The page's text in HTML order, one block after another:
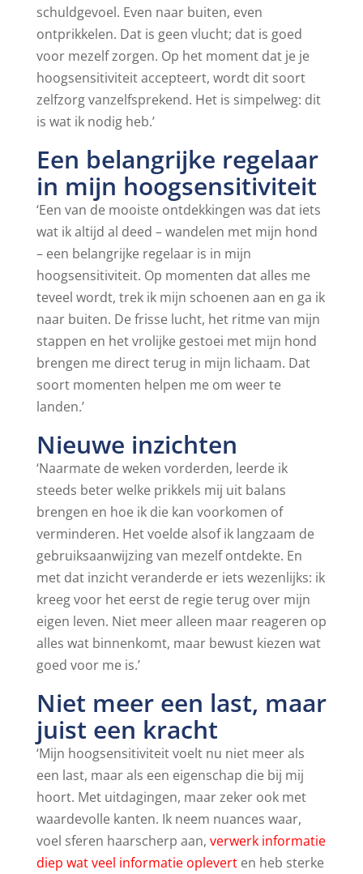
schuldgevoel. Even naar buiten, even
ontprikkelen. Dat is geen vlucht; dat is goed
voor mezelf zorgen. Op het moment dat je je
hoogsensitiviteit accepteert, wordt dit soort
zelfzorg vanzelfsprekend. Het is simpelweg: dit
is wat ik nodig heb.’
Een belangrijke regelaar
in mijn hoogsensitiviteit
‘Een van de mooiste ontdekkingen was dat iets
wat ik altijd al deed – wandelen met mijn hond
– een belangrijke regelaar is in mijn
hoogsensitiviteit. Op momenten dat alles me
teveel wordt, trek ik mijn schoenen aan en ga ik
naar buiten. De frisse lucht, het ritme van mijn
stappen en het vrolijke gestoei met mijn hond
brengen me direct terug in mijn lichaam. Dat
soort momenten helpen me om weer te
landen.’
Nieuwe inzichten
‘Naarmate de weken vorderden, leerde ik
steeds beter welke prikkels mij uit balans
brengen en hoe ik die kan voorkomen of
verminderen. Het voelde alsof ik langzaam de
gebruiksaanwijzing van mezelf ontdekte. En
met dat inzicht veranderde er iets wezenlijks: ik
kreeg voor het eerst de regie terug over mijn
eigen leven. Niet meer alleen maar reageren op
alles wat binnenkomt, maar bewust kiezen wat
goed voor me is.’
Niet meer een last, maar
juist een kracht
‘Mijn hoogsensitiviteit voelt nu niet meer als
een last, maar als een eigenschap die bij mij
hoort. Met uitdagingen, maar zeker ook met
waardevolle kanten. Ik neem nuances waar,
voel sferen haarscherp aan, verwerk informatie
diep wat veel informatie opleverten heb sterke